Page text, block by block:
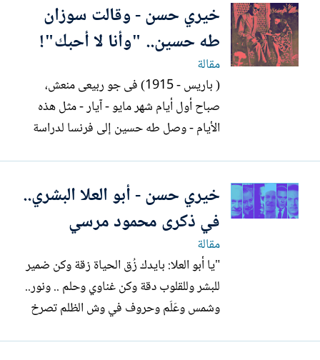
وتركها - وترك البيت كله - وذهب ليعيش عند
الست ( أُمه)! °°° ( القاهرة -...
خيري حسن - وقالت سوزان
طه حسين.. "وأنا لا أحبك"!
مقالة
( باريس - 1915) فى جو ربيعى منعش،
صباح أول أيام شهر مايو - آيار - مثل هذه
الأيام - وصل طه حسين إلى فرنسا لدراسة
وبسيطة الملامح، وخفيفة الروح، اسمها
بشارع اسمه ( ديفير )...
خيري حسن - أبو العلا البشري..
في ذكرى محمود مرسي
مقالة
"يا أبو العلا: بايدك زُق الحياة زقة وكن ضمير
للبشر وللقلوب دقة وكن غناوي وحلم .. ونور..
وشمس وعَلَم وحروف في وش الظلم تصرخ